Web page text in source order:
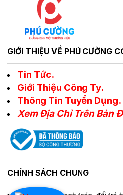
GIỚI THIỆU VỀ PHÚ CƯỜNG
Tin Tức.
Giới Thiệu Công Ty.
Thông Tin Tuyển Dụng.
Xem Địa Chỉ Trên Bản
CHÍNH SÁCH CHUNG